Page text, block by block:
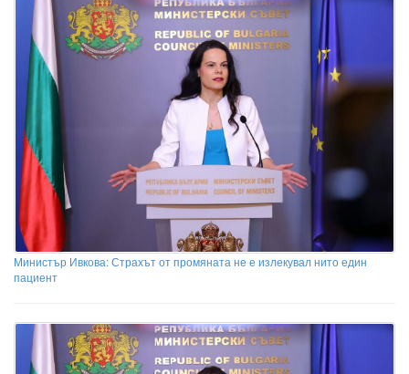
Министър Ивкова: Страхът от промяната не е излекувал нито един
пациент